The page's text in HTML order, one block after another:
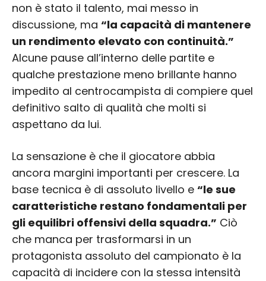
non è stato il talento, mai messo in
discussione, ma “la capacità di mantenere
un rendimento elevato con continuità.”
Alcune pause all’interno delle partite e
qualche prestazione meno brillante hanno
impedito al centrocampista di compiere quel
definitivo salto di qualità che molti si
aspettano da lui.
La sensazione è che il giocatore abbia
ancora margini importanti per crescere. La
base tecnica è di assoluto livello e “le sue
caratteristiche restano fondamentali per
gli equilibri offensivi della squadra.” Ciò
che manca per trasformarsi in un
protagonista assoluto del campionato è la
capacità di incidere con la stessa intensità